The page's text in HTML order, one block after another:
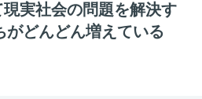
実社会の問題を解決す
どんどん増えている